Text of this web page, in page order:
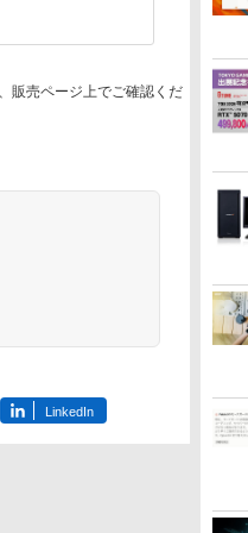
販売ページ上でご確認くだ
LinkedIn